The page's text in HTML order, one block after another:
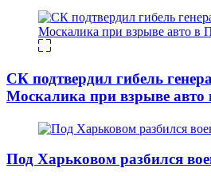
СК подтвердил гибель
Москалика при взрыве авто
Под Харьковом разбился